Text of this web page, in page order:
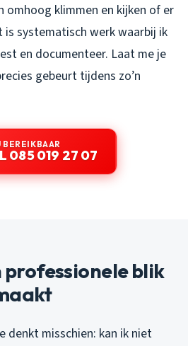
omhoog klimmen en kijken of er
is systematisch werk waarbij ik
en documenteer. Laat me je
gebeurt tijdens zo’n
BEREIKBAAR
085 019 27 07
professionele blik
denkt misschien: kan ik niet